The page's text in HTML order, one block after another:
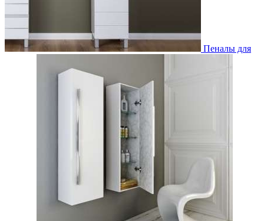
Пеналы для